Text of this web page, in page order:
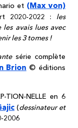
et (Max von)
2020-2022 : les
les avais lues avec
les 3 tomes !
série complète
Brion © éditions
TION-NELLE en 6
(dessinateur et
2006